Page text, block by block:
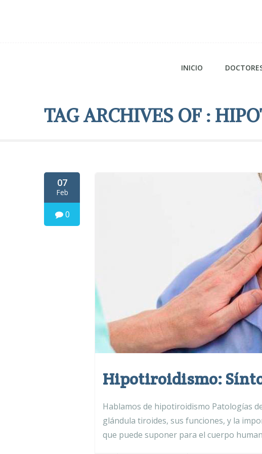
INICIO
TAG ARCHIVES OF :
07
Feb
0
Hipotiroidismo:
Hablamos de hipotiroidismo Patologías
glándula tiroides, sus funciones, y la
que puede suponer para el cuerpo